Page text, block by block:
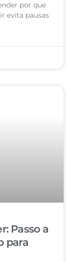
por que
evita pausas
Passo a
para